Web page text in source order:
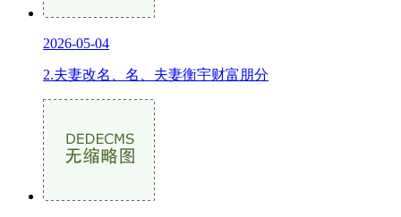
2026-05-04
2.夫妻改名、名、夫妻衡宇财富朋分